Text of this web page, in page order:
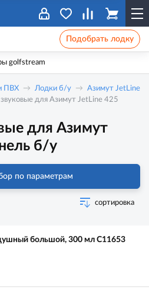
Подобрать лодку
golfstream
ПВХ Лодки б/у
Азимут JetLine
для Азимут JetLine 425
для Азимут
б/у
по параметрам
сортировка
большой, 300 мл C11653